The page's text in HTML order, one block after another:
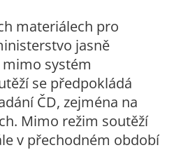
materiálech pro
jasně
systém
se předpokládá
ČD, zejména na
Mimo režim soutěží
v přechodném období